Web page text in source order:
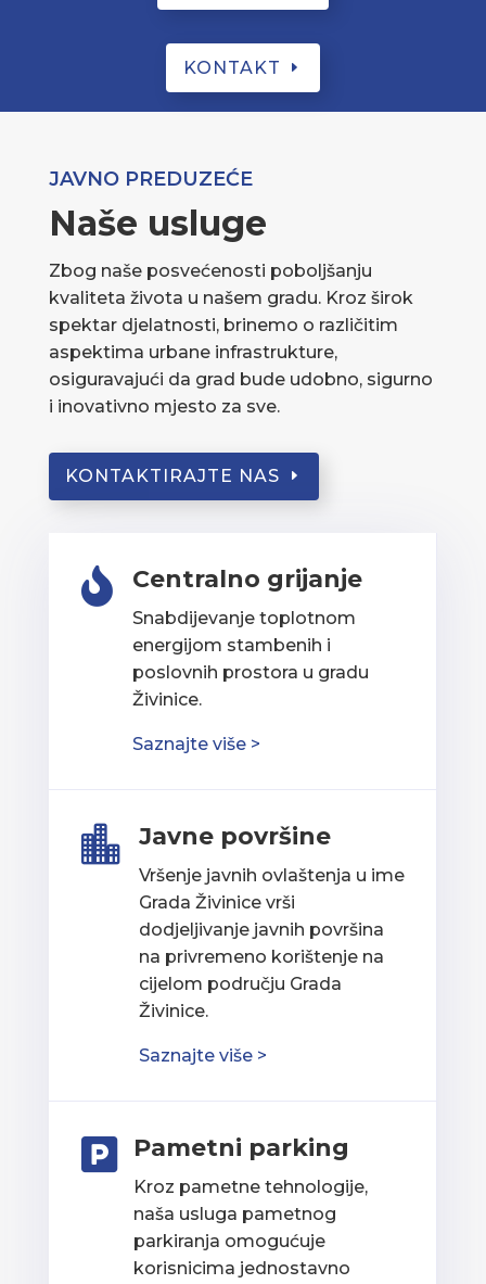
KONTAKT
JAVNO PREDUZEĆE
Naše usluge
Zbog naše posvećenosti poboljšanju
kvaliteta života u našem gradu. Kroz širok
spektar djelatnosti, brinemo o različitim
aspektima urbane infrastrukture,
osiguravajući da grad bude udobno, sigurno
i inovativno mjesto za sve.
KONTAKTIRAJTE NAS
 Centralno grijanje
Snabdijevanje toplotnom
energijom stambenih i
poslovnih prostora u gradu
Živinice.
Saznajte više >
 Javne površine
Vršenje javnih ovlaštenja u ime
Grada Živinice vrši
dodjeljivanje javnih površina
na privremeno korištenje na
cijelom području Grada
Živinice.
Saznajte više >
 Pametni parking
Kroz pametne tehnologije,
naša usluga pametnog
parkiranja omogućuje
korisnicima jednostavno